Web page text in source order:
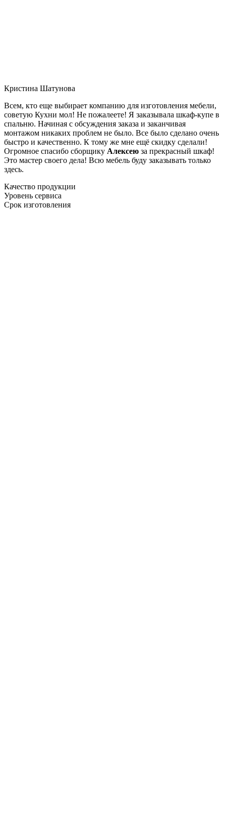
Кристина Шатунова
Всем, кто еще выбирает компанию для изготовления мебели,
советую Кухни мол! Не пожалеете! Я заказывала шкаф-купе в
спальню. Начиная с обсуждения заказа и заканчивая
монтажом никаких проблем не было. Все было сделано очень
быстро и качественно. К тому же мне ещё скидку сделали!
Огромное спасибо сборщику Алексею за прекрасный шкаф!
Это мастер своего дела! Всю мебель буду заказывать только
здесь.
Качество продукции
Уровень сервиса
Срок изготовления